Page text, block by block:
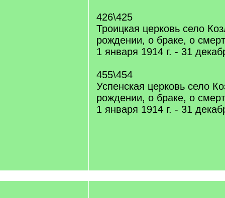
426\425
Троицкая церковь село
рождении, о браке, о
1 января 1914 г. - 31
455\454
Успенская церковь село
рождении, о браке, о
1 января 1914 г. - 31